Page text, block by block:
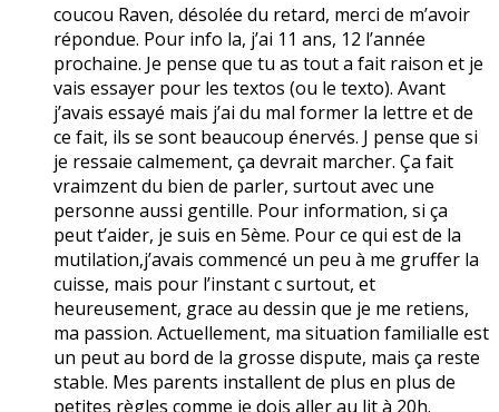
coucou Raven, désolée du retard, merci de m’avoir
répondue. Pour info la, j’ai 11 ans, 12 l’année
prochaine. Je pense que tu as tout a fait raison et je
vais essayer pour les textos (ou le texto). Avant
j’avais essayé mais j’ai du mal former la lettre et de
ce fait, ils se sont beaucoup énervés. J pense que si
je ressaie calmement, ça devrait marcher. Ça fait
vraimzent du bien de parler, surtout avec une
personne aussi gentille. Pour information, si ça
peut t’aider, je suis en 5ème. Pour ce qui est de la
mutilation,j’avais commencé un peu à me gruffer la
cuisse, mais pour l’instant c surtout, et
heureusement, grace au dessin que je me retiens,
ma passion. Actuellement, ma situation familialle est
un peut au bord de la grosse dispute, mais ça reste
stable. Mes parents installent de plus en plus de
petites règles comme je dois aller au lit à 20h.